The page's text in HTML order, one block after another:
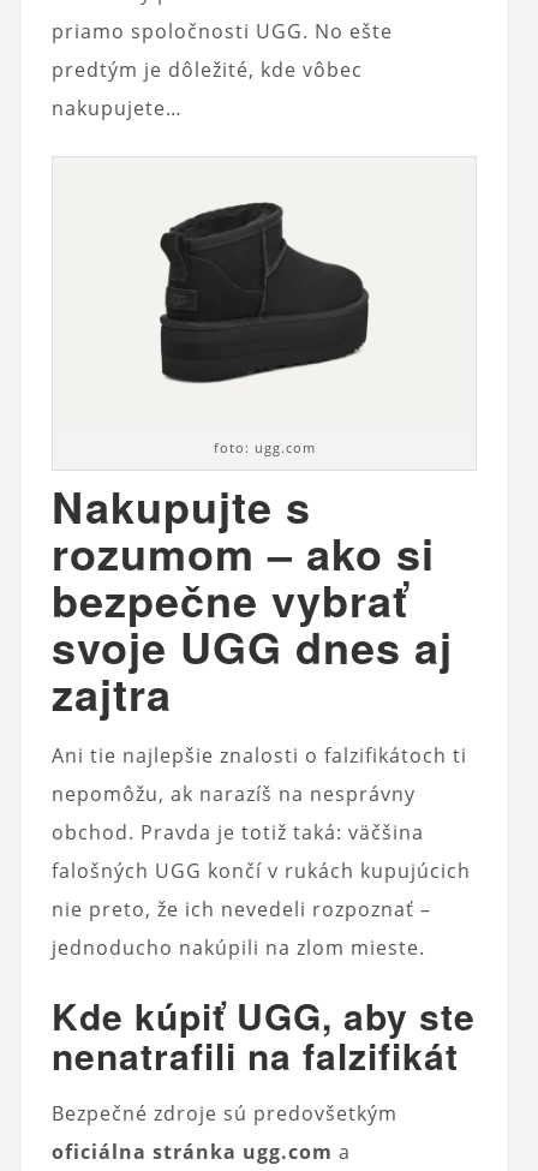
priamo spoločnosti UGG. No ešte
predtým je dôležité, kde vôbec
nakupujete…
foto: ugg.com
Nakupujte s
rozumom – ako si
bezpečne vybrať
svoje UGG dnes aj
zajtra
Ani tie najlepšie znalosti o falzifikátoch ti
nepomôžu, ak narazíš na nesprávny
obchod. Pravda je totiž taká: väčšina
falošných UGG končí v rukách kupujúcich
nie preto, že ich nevedeli rozpoznať –
jednoducho nakúpili na zlom mieste.
Kde kúpiť UGG, aby ste
nenatrafili na falzifikát
Bezpečné zdroje sú predovšetkým
oficiálna stránka ugg.com a